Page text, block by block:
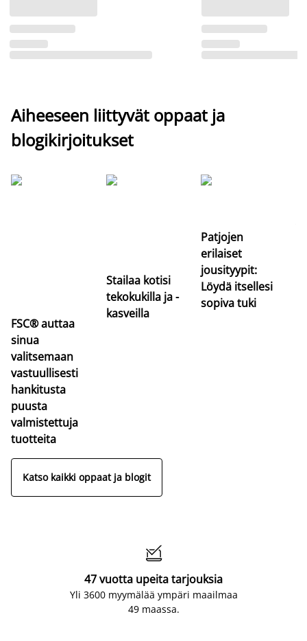
Aiheeseen liittyvät oppaat ja
blogikirjoitukset
FSC® auttaa
sinua
valitsemaan
vastuullisesti
hankitusta
puusta
valmistettuja
tuotteita
Stailaa kotisi
tekokukilla ja -
kasveilla
Patjojen
erilaiset
jousityypit:
Löydä itsellesi
sopiva tuki
Katso kaikki oppaat ja blogit

47 vuotta upeita tarjouksia
Yli 3600 myymälää ympäri maailmaa
49 maassa.